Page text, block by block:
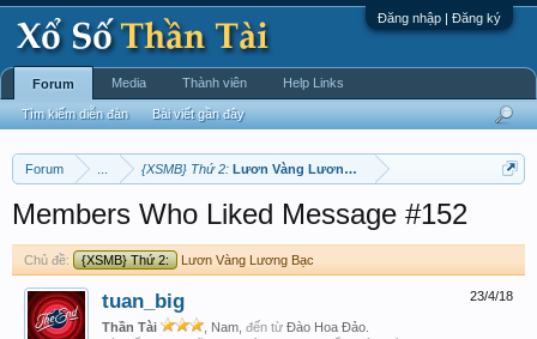
Đăng nhập | Đăng ký
Forum {XSMB} Thứ 2: Lươn Vàng Lương Bạc
Members Who Liked Message #152
Chủ đề: {XSMB} Thứ 2: Lươn Vàng Lương Bạc
23/4/18
tuan_big
Thần Tài , Nam, đến từ Đào Hoa Đảo.
Forum
Tìm kiếm diễn đàn Bài viết gần đây
Media Thành viên Help Links